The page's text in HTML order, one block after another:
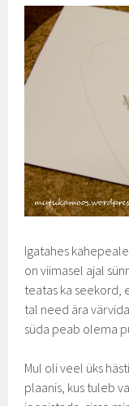
Igatahes
on viimasel ajal
teatas ka seekord,
tal need ära
süda peab olema
Mul oli veel üks
plaanis, kus tuleb